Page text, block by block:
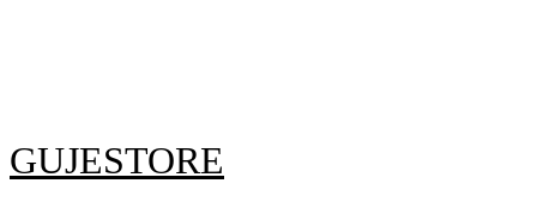
GUJESTORE